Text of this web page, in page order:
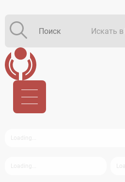
Искать в